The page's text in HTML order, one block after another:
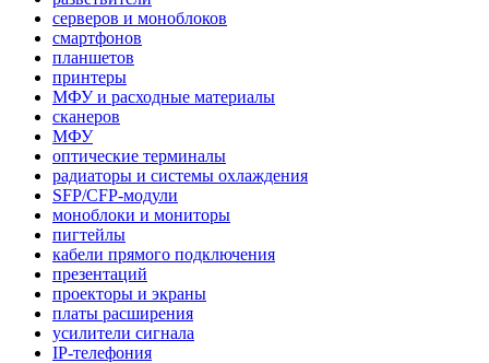
серверов и моноблоков
смартфонов
планшетов
принтеры
МФУ и расходные материалы
сканеров
МФУ
оптические терминалы
радиаторы и системы охлаждения
SFP/CFP-модули
моноблоки и мониторы
пигтейлы
кабели прямого подключения
презентаций
проекторы и экраны
платы расширения
усилители сигнала
IP-телефония